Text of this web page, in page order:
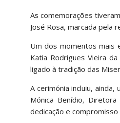
As comemorações
José Rosa, marcada pela
Um dos momentos mais
Katia Rodrigues Vieira
ligado à tradição das
A cerimónia incluiu,
Mónica Benídio,
dedicação e